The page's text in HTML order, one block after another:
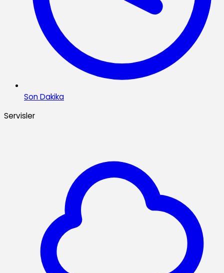
Son Dakika
Servisler